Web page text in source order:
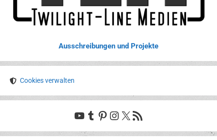
Ausschreibungen und Projekte
Cookies verwalten
YouTube
Tumblr
Pinterest
Instagram
X RSS-Feed